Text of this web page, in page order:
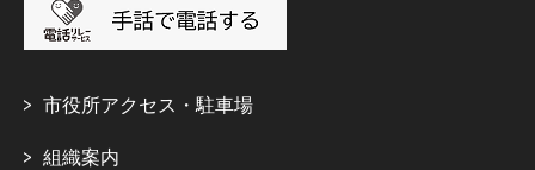
市役所アクセス・駐車場
組織案内